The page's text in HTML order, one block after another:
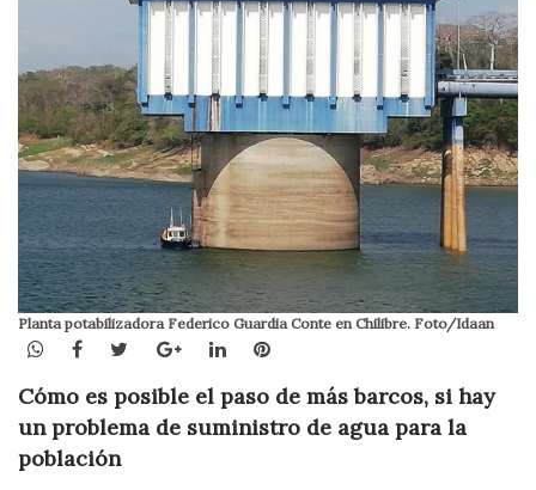
Planta potabilizadora Federico Guardia Conte en Chilibre. Foto/Idaan
WhatsApp
Facebook
TwitterGoogle+LinkedInPinterest
Cómo es posible el paso de más barcos, si hay
un problema de suministro de agua para la
población